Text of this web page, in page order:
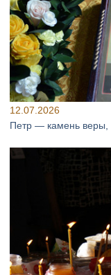
12.07.2026
Петр — камень веры,